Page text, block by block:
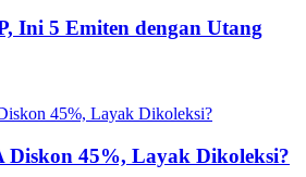
Ini 5 Emiten dengan Utang
Diskon 45%, Layak Dikoleksi?